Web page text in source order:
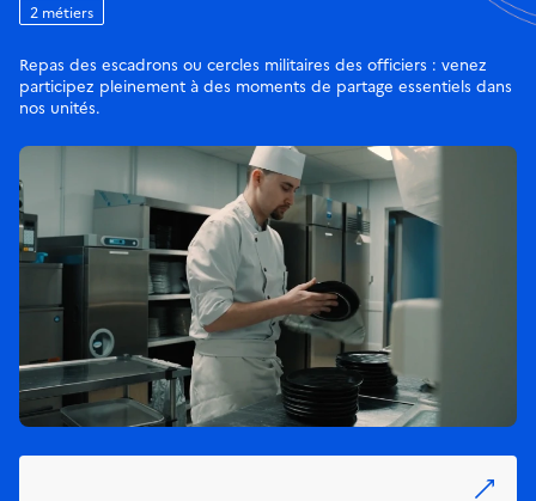
2 métiers
Repas des escadrons ou cercles militaires des officiers : venez
participez pleinement à des moments de partage essentiels dans
nos unités.